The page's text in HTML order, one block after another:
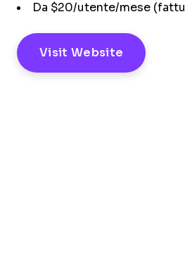
Da $20/utente/mese
Visit Website